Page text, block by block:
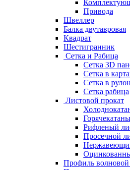
Привода
Швеллер
Балка двутавровая
Квадрат
Шестигранник
Сетка и Рабица
Сетка 3D
Сетка в
Сетка в
Сетка рабица
Листовой прокат
Рифленый
Просечной
Профиль волновой